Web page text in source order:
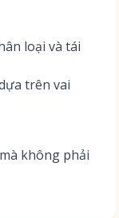
loại và tái
trên vai
không phải